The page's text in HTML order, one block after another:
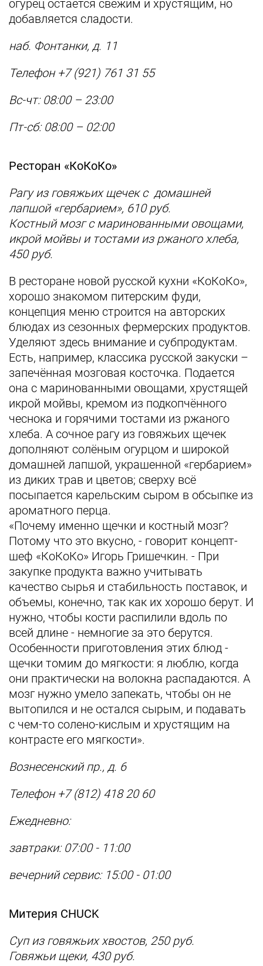
огурец остается свежим и хрустящим, но
добавляется сладости.
наб. Фонтанки, д. 11
Телефон +7 (921) 761 31 55
Вс-чт: 08:00 – 23:00
Пт-сб: 08:00 – 02:00
Ресторан «КоКоКо»
Рагу из говяжьих щечек с домашней
лапшой «гербарием», 610 руб.
Костный мозг с маринованными овощами,
икрой мойвы и тостами из ржаного хлеба,
450 руб.
В ресторане новой русской кухни «КоКоКо»,
хорошо знакомом питерским фуди,
концепция меню строится на авторских
блюдах из сезонных фермерских продуктов.
Уделяют здесь внимание и субпродуктам.
Есть, например, классика русской закуски –
запечённая мозговая косточка. Подается
она с маринованными овощами, хрустящей
икрой мойвы, кремом из подкопчённого
чеснока и горячими тостами из ржаного
хлеба. А сочное рагу из говяжьих щечек
дополняют солёным огурцом и широкой
домашней лапшой, украшенной «гербарием»
из диких трав и цветов; сверху всё
посыпается карельским сыром в обсыпке из
ароматного перца.
«Почему именно щечки и костный мозг?
Потому что это вкусно, - говорит концепт-
шеф «КоКоКо» Игорь Гришечкин. - При
закупке продукта важно учитывать
качество сырья и стабильность поставок, и
объемы, конечно, так как их хорошо берут. И
нужно, чтобы кости распилили вдоль по
всей длине - немногие за это берутся.
Особенности приготовления этих блюд -
щечки томим до мягкости: я люблю, когда
они практически на волокна распадаются. А
мозг нужно умело запекать, чтобы он не
вытопился и не остался сырым, и подавать
с чем-то солено-кислым и хрустящим на
контрасте его мягкости».
Вознесенский пр., д. 6
Телефон +7 (812) 418 20 60
Ежедневно:
завтраки: 07:00 - 11:00
вечерний сервис: 15:00 - 01:00
Митерия CHUCK
Суп из говяжьих хвостов, 250 руб.
Говяжьи щеки, 430 руб.